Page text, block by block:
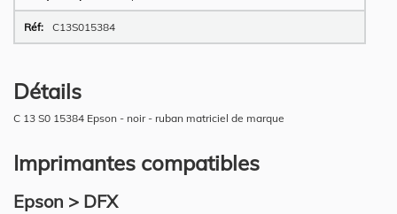
C13S015384
Détails
C 13 S0 15384 Epson - noir - ruban matriciel de marque
Imprimantes compatibles
Epson > DFX